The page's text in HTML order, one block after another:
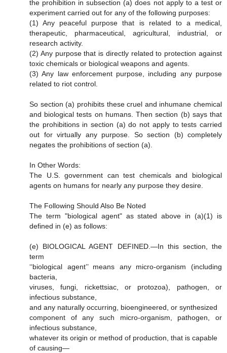
the prohibition in subsection (a) does not apply to a test or
experiment carried out for any of the following purposes:
(1) Any peaceful purpose that is related to a medical,
therapeutic, pharmaceutical, agricultural, industrial, or
research activity.
(2) Any purpose that is directly related to protection against
toxic chemicals or biological weapons and agents.
(3) Any law enforcement purpose, including any purpose
related to riot control.
So section (a) prohibits these cruel and inhumane chemical
and biological tests on humans. Then section (b) says that
the prohibitions in section (a) do not apply to tests carried
out for virtually any purpose. So section (b) completely
negates the prohibitions of section (a).
In Other Words:
The U.S. government can test chemicals and biological
agents on humans for nearly any purpose they desire.
The Following Should Also Be Noted
The term "biological agent" as stated above in (a)(1) is
defined in (e) as follows:
(e) BIOLOGICAL AGENT DEFINED.—In this section, the
term
‘‘biological agent’’ means any micro-organism (including
bacteria,
viruses, fungi, rickettsiac, or protozoa), pathogen, or
infectious substance,
and any naturally occurring, bioengineered, or synthesized
component of any such micro-organism, pathogen, or
infectious substance,
whatever its origin or method of production, that is capable
of causing—